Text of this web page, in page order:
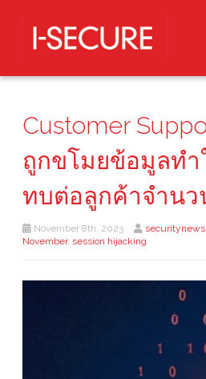
Customer
ถูกขโมยข้อมูลทำ
ทบต่อลูกค้าจำนว
November 8th, 2023 securitynews
November, session hijacking